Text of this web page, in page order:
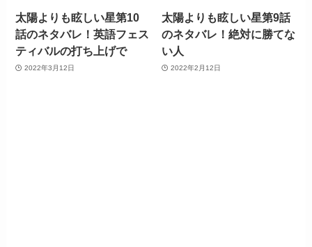
太陽よりも眩しい星第10
話のネタバレ！英語フェス
ティバルの打ち上げで
2022年3月12日
太陽よりも眩しい星第9話
のネタバレ！絶対に勝てな
い人
2022年2月12日